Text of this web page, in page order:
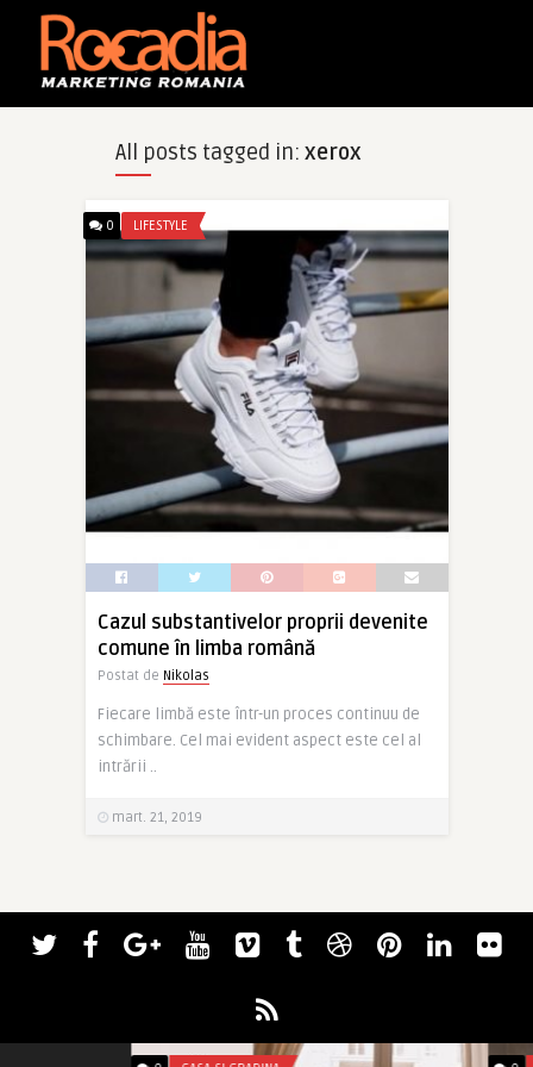
All posts tagged in: xerox
0 LIFESTYLE
Cazul substantivelor proprii devenite
comune în limba română
Postat de Nikolas
Fiecare limbă este într-un proces continuu de
schimbare. Cel mai evident aspect este cel al
intrării ..
mart. 21, 2019